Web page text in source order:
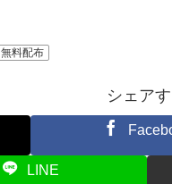
無料配布
シェア
LINE